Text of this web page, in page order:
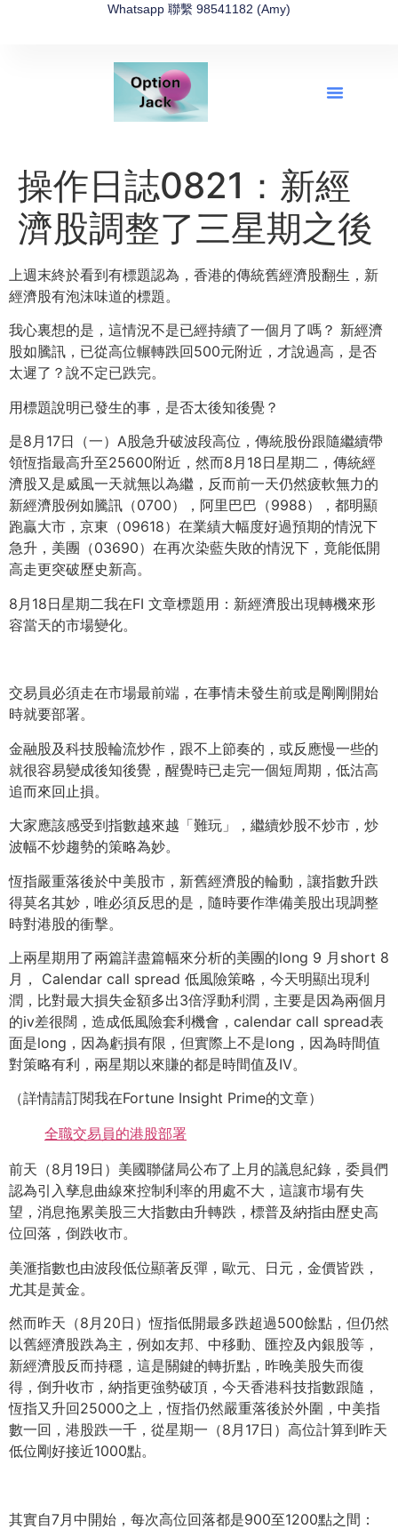
Whatsapp 聯繫 98541182 (Amy)
操作日誌0821：新經
濟股調整了三星期之後
上週末終於看到有標題認為，香港的傳統舊經濟股翻生， 新
經濟股有泡沫味道的標題。
我心裏想的是，這情況不是已經持續了一個月了嗎？ 新經濟
股如騰訊，已從高位輾轉跌回500元附近，才說過高， 是否
太遲了？說不定已跌完。
用標題說明已發生的事，是否太後知後覺？
是8月17日（一）A股急升破波段高位， 傳統股份跟隨繼續帶
領恆指最高升至25600附近， 然而8月18日星期二，傳統經
濟股又是威風一天就無以為繼， 反而前一天仍然疲軟無力的
新經濟股例如騰訊（0700）， 阿里巴巴（9988），都明顯
跑贏大市，京東（09618） 在業績大幅度好過預期的情況下
急升，美團（03690） 在再次染藍失敗的情況下，竟能低開
高走更突破歷史新高。
8月18日星期二我在FI 文章標題用：新經濟股出現轉機來形
容當天的市場變化。
交易員必須走在市場最前端， 在事情未發生前或是剛剛開始
時就要部署。
金融股及科技股輪流炒作，跟不上節奏的， 或反應慢一些的
就很容易變成後知後覺，醒覺時已走完一個短周期， 低沽高
追而來回止損。
大家應該感受到指數越來越「難玩」，繼續炒股不炒市， 炒
波幅不炒趨勢的策略為妙。
恆指嚴重落後於中美股市，新舊經濟股的輪動， 讓指數升跌
得莫名其妙，唯必須反思的是， 隨時要作準備美股出現調整
時對港股的衝擊。
上兩星期用了兩篇詳盡篇幅來分析的美團的long 9 月short 8
月， Calendar call spread 低風險策略，今天明顯出現利
潤， 比對最大損失金額多出3倍浮動利潤， 主要是因為兩個月
的iv差很闊，造成低風險套利機會， calendar call spread表
面是long，因為虧損有限， 但實際上不是long，因為時間值
對策略有利， 兩星期以來賺的都是時間值及IV。
（詳情請訂閱我在Fortune Insight Prime的文章）
全職交易員的港股部署
前天（8月19日）美國聯儲局公布了上月的議息紀錄， 委員們
認為引入孳息曲線來控制利率的用處不大，這讓市場有失
望， 消息拖累美股三大指數由升轉跌，標普及納指由歷史高
位回落， 倒跌收市。
美滙指數也由波段低位顯著反彈，歐元、日元，金價皆跌，
尤其是黃金。
然而昨天（8月20日）恆指低開最多跌超過500餘點， 但仍然
以舊經濟股跌為主，例如友邦、中移動、匯控及內銀股等，
新經濟股反而持穩，這是關鍵的轉折點，昨晚美股失而復
得， 倒升收市，納指更強勢破頂，今天香港科技指數跟隨，
恆指又升回25000之上，恆指仍然嚴重落後於外圍， 中美指
數一回，港股跌一千，從星期一（8月17日） 高位計算到昨天
低位剛好接近1000點。
其實自7月中開始，每次高位回落都是900至1200點之間：